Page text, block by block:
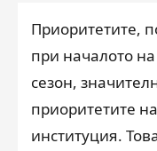
Приоритетите,
при началото
сезон,
приоритетите
институция.